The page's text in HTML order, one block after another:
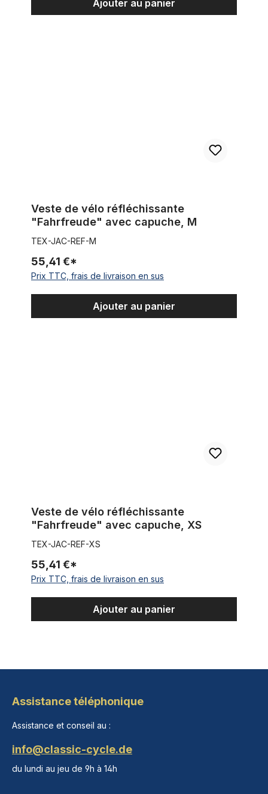
Ajouter au panier
Veste de vélo réfléchissante
"Fahrfreude" avec capuche, M
TEX-JAC-REF-M
55,41 €*
Prix TTC, frais de livraison en sus
Ajouter au panier
Veste de vélo réfléchissante
"Fahrfreude" avec capuche, XS
TEX-JAC-REF-XS
55,41 €*
Prix TTC, frais de livraison en sus
Ajouter au panier
Assistance téléphonique
Assistance et conseil au :
info@classic-cycle.de
du lundi au jeu de 9h à 14h